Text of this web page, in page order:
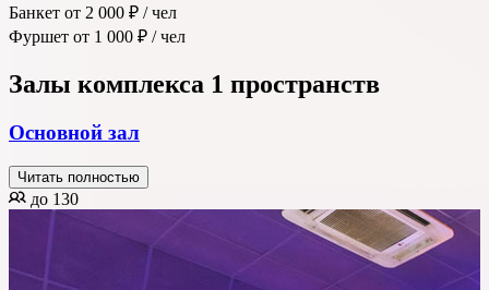
Банкет от 2 000 ₽ / чел
Фуршет от 1 000 ₽ / чел
Залы комплекса 1 пространств
Основной зал
Читать полностью
до 130